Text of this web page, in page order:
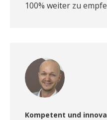
100% weiter zu
Kompetent und